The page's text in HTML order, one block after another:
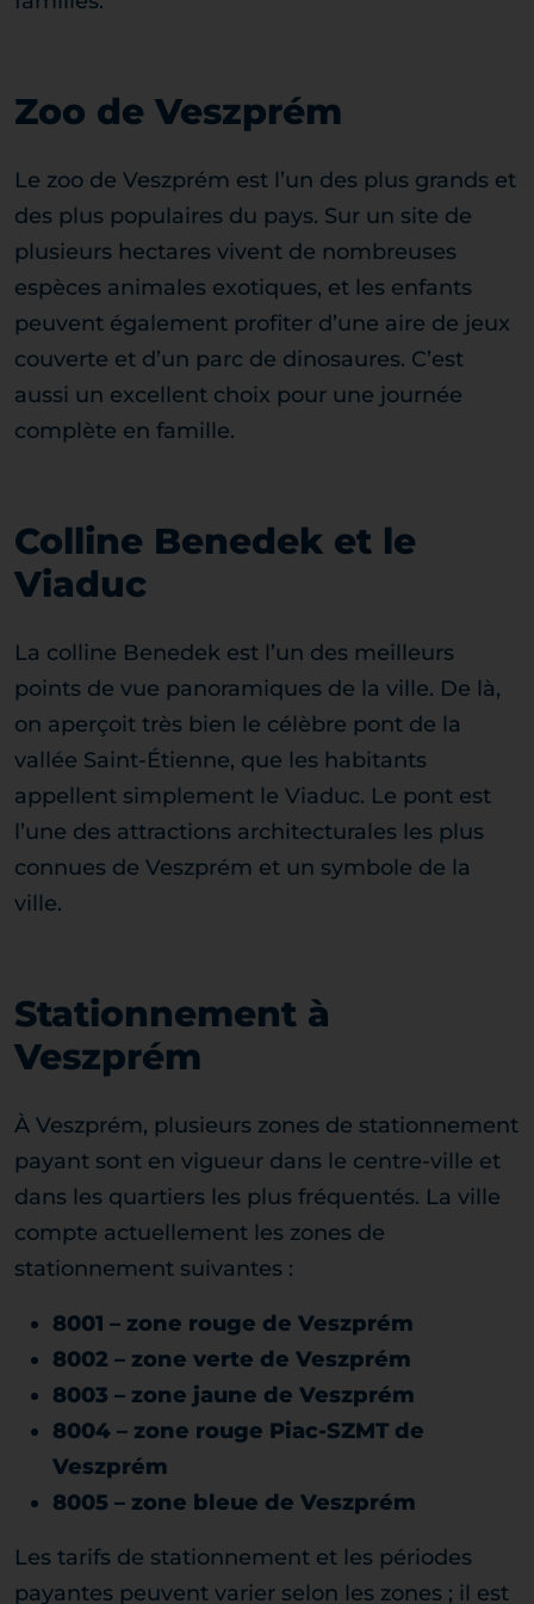
Zoo de Veszprém
Le zoo de Veszprém est l’un des plus grands et
des plus populaires du pays. Sur un site de
plusieurs hectares vivent de nombreuses
espèces animales exotiques, et les enfants
peuvent également profiter d’une aire de jeux
couverte et d’un parc de dinosaures. C’est
aussi un excellent choix pour une journée
complète en famille.
Colline Benedek et le
Viaduc
La colline Benedek est l’un des meilleurs
points de vue panoramiques de la ville. De là,
on aperçoit très bien le célèbre pont de la
vallée Saint-Étienne, que les habitants
appellent simplement le Viaduc. Le pont est
l’une des attractions architecturales les plus
connues de Veszprém et un symbole de la
ville.
Stationnement à
Veszprém
À Veszprém, plusieurs zones de stationnement
payant sont en vigueur dans le centre-ville et
dans les quartiers les plus fréquentés. La ville
compte actuellement les zones de
stationnement suivantes :
8001 – zone rouge de Veszprém
8002 – zone verte de Veszprém
8003 – zone jaune de Veszprém
8004 – zone rouge Piac-SZMT de
Veszprém
8005 – zone bleue de Veszprém
Les tarifs de stationnement et les périodes
payantes peuvent varier selon les zones ; il est